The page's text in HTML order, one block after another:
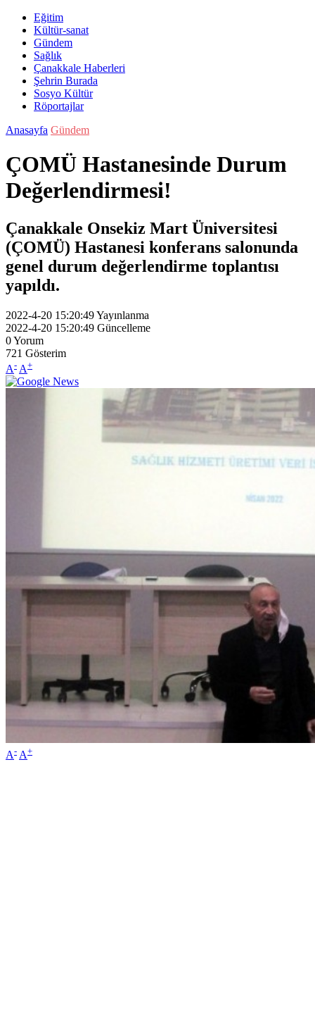
Eğitim
Kültür-sanat
Gündem
Sağlık
Çanakkale Haberleri
Şehrin Burada
Sosyo Kültür
Röportajlar
Anasayfa Gündem
ÇOMÜ Hastanesinde Durum
Değerlendirmesi!
Çanakkale Onsekiz Mart Üniversitesi
(ÇOMÜ) Hastanesi konferans salonunda
genel durum değerlendirme toplantısı
yapıldı.
2022-4-20 15:20:49Yayınlanma
2022-4-20 15:20:49 Güncelleme
0Yorum
721 Gösterim
A- A+
A- A+